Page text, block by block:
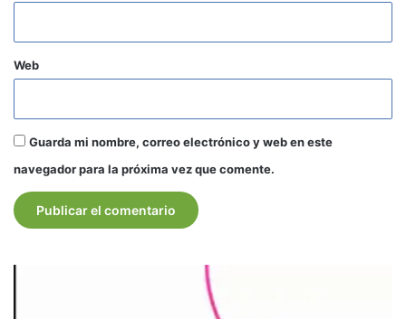
Web
Guarda mi nombre, correo electrónico y web en este
navegador para la próxima vez que comente.